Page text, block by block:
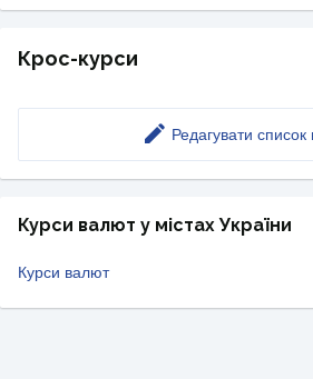
Крос-курси
Редагувати список
Курси валют у містах України
Курси валют